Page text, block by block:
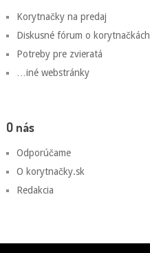
Korytnačky na predaj
Diskusné fórum o korytnačkách
Potreby pre zvieratá
…iné webstránky
O nás
Odporúčame
O korytnačky.sk
Redakcia